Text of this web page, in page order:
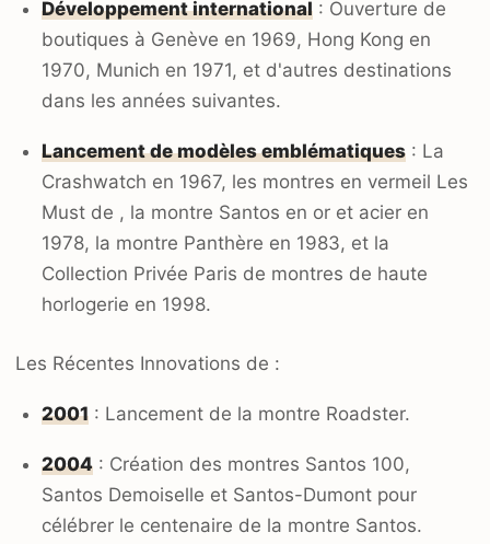
Développement international : Ouverture de
boutiques à Genève en 1969, Hong Kong en
1970, Munich en 1971, et d'autres destinations
dans les années suivantes.
Lancement de modèles emblématiques : La
Crashwatch en 1967, les montres en vermeil Les
Must de , la montre Santos en or et acier en
1978, la montre Panthère en 1983, et la
Collection Privée Paris de montres de haute
horlogerie en 1998.
Les Récentes Innovations de :
2001 : Lancement de la montre Roadster.
2004 : Création des montres Santos 100,
Santos Demoiselle et Santos-Dumont pour
célébrer le centenaire de la montre Santos.